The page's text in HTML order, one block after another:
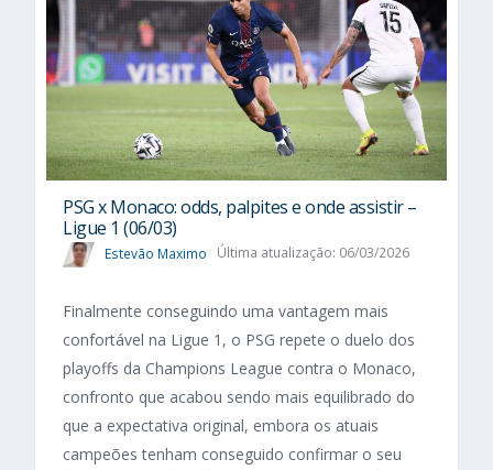
PSG x Monaco: odds, palpites e onde assistir –
Ligue 1 (06/03)
Estevão Maximo Última atualização: 06/03/2026
Finalmente conseguindo uma vantagem mais
confortável na Ligue 1, o PSG repete o duelo dos
playoffs da Champions League contra o Monaco,
confronto que acabou sendo mais equilibrado do
que a expectativa original, embora os atuais
campeões tenham conseguido confirmar o seu